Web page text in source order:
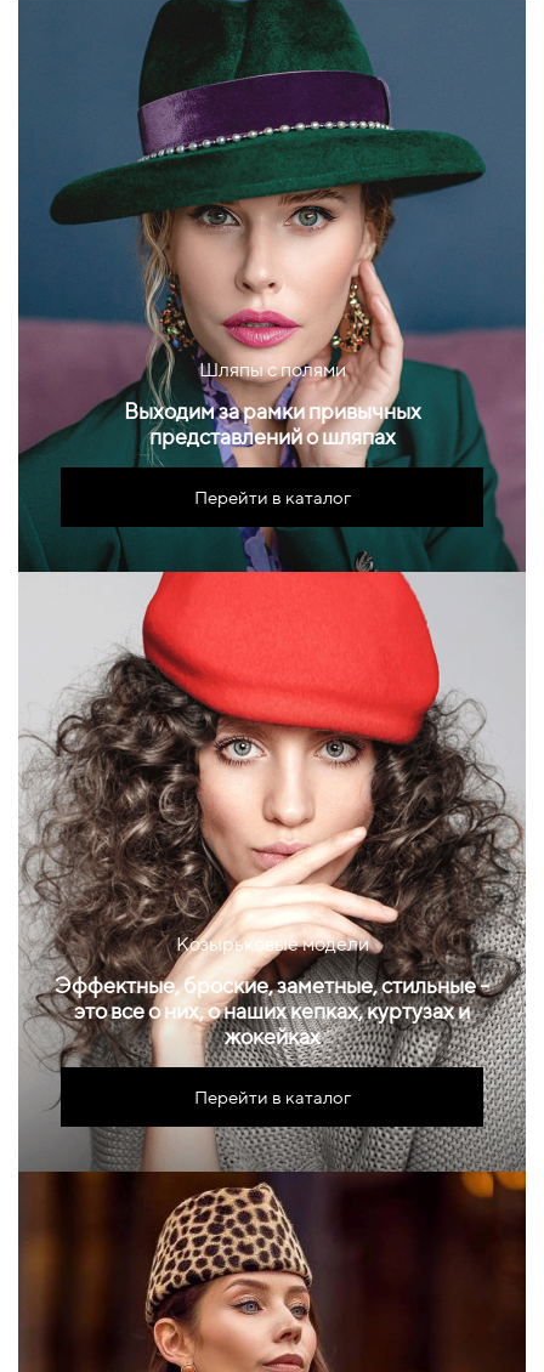
Шляпы с полями
Выходим за рамки привычных
представлений о шляпах
Перейти в каталог
Козырьковые модели
Эффектные, броские, заметные, стильные -
это все о них, о наших кепках, куртузах и
жокейках
Перейти в каталог